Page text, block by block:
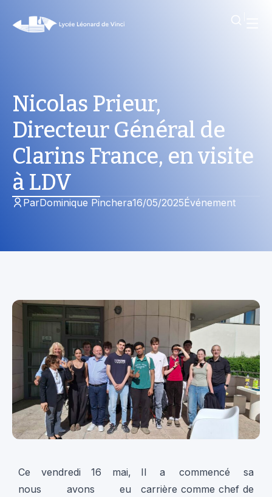
Nicolas Prieur,
Directeur Général de
Clarins France, en visite
à LDV
ParDominique Pinchera16/05/2025Événement
Ce vendredi 16 mai,
nous avons eu
Il a commencé sa
carrière comme chef de